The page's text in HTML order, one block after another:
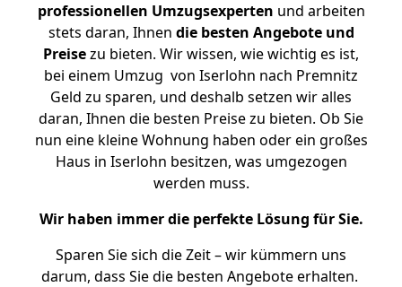
professionellen Umzugsexperten und arbeiten
stets daran, Ihnen die besten Angebote und
Preisezu bieten. Wir wissen, wie wichtig es ist,
bei einem Umzug von Iserlohn nach Premnitz
Geld zu sparen, und deshalb setzen wir alles
daran, Ihnen die besten Preise zu bieten. Ob Sie
nun eine kleine Wohnung haben oder ein großes
Haus in Iserlohn besitzen, was umgezogen
werden muss.
Wir haben immer die perfekte Lösung für Sie.
Sparen Sie sich die Zeit – wir kümmern uns
darum, dass Sie die besten Angebote erhalten.